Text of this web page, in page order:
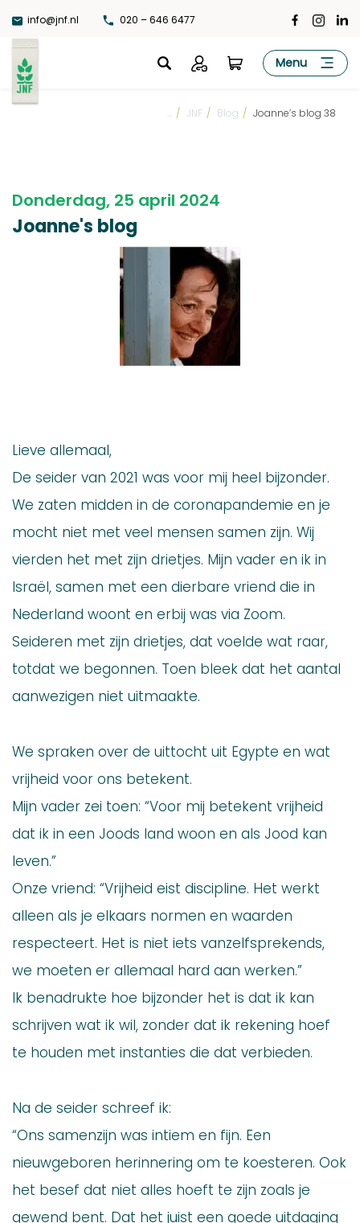
naar
de
inhoud
info@jnf.nl 020 – 646 6477
JNF Menu
/ JNF / Blog / Joanne’s blog 38
Donderdag, 25 april 2024
Joanne's blog
Lieve allemaal,
De seider van 2021 was voor mij heel bijzonder.
We zaten midden in de coronapandemie en je
mocht niet met veel mensen samen zijn. Wij
vierden het met zijn drietjes. Mijn vader en ik in
Israël, samen met een dierbare vriend die in
Nederland woont en erbij was via Zoom.
Seideren met zijn drietjes, dat voelde wat raar,
totdat we begonnen. Toen bleek dat het aantal
aanwezigen niet uitmaakte.
We spraken over de uittocht uit Egypte en wat
vrijheid voor ons betekent.
Mijn vader zei toen: “Voor mij betekent vrijheid
dat ik in een Joods land woon en als Jood kan
leven.”
Onze vriend: “Vrijheid eist discipline. Het werkt
alleen als je elkaars normen en waarden
respecteert. Het is niet iets vanzelfsprekends,
we moeten er allemaal hard aan werken.”
Ik benadrukte hoe bijzonder het is dat ik kan
schrijven wat ik wil, zonder dat ik rekening hoef
te houden met instanties die dat verbieden.
Na de seider schreef ik:
“Ons samenzijn was intiem en fijn. Een
nieuwgeboren herinnering om te koesteren. Ook
het besef dat niet alles hoeft te zijn zoals je
gewend bent. Dat het juist een goede uitdaging